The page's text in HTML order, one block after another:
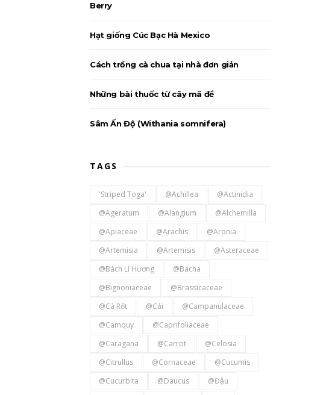
Berry
Hạt giống Cúc Bạc Hà Mexico
Cách trồng cà chua tại nhà đơn giản
Những bài thuốc từ cây mã đề
Sâm Ấn Độ (Withania somnifera)
TAGS
'Striped Toga' @Achillea
@Actinidia
@Ageratum
@Alangium
@Alchemilla
@Apiaceae
@Arachis
@Aronia
@Artemisia
@Artemisis
@Asteraceae
@Bách Lí Hương
@bacha
@Bignoniaceae
@Brassicaceae
@Cà Rốt
@Cải
@Campanulaceae
@Camquy
@Caprifoliaceae
@Caragana
@Carrot
@Celosia
@Citrullus
@Cornaceae
@Cucumis
@Cucurbita
@Daucus
@Đậu